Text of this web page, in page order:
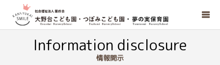
Information disclosure
情報開示